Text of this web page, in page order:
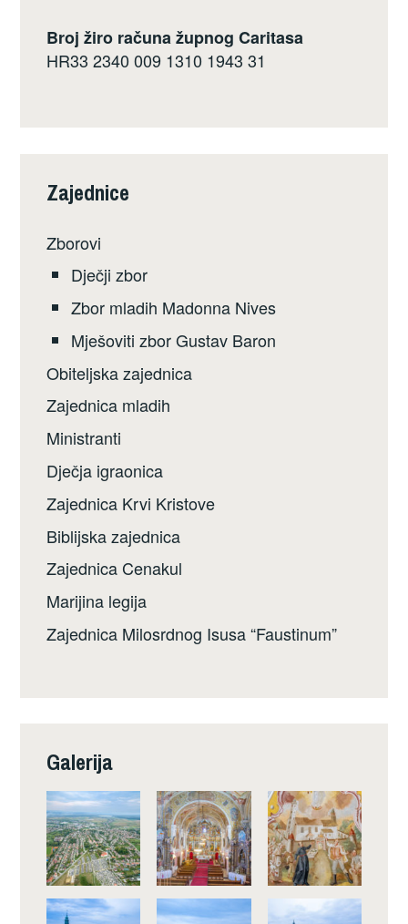
Broj žiro računa župnog Caritasa
HR33 2340 009 1310 1943 31
Zajednice
Zborovi
Dječji zbor
Zbor mladih Madonna Nives
Mješoviti zbor Gustav Baron
Obiteljska zajednica
Zajednica mladih
Ministranti
Dječja igraonica
Zajednica Krvi Kristove
Biblijska zajednica
Zajednica Cenakul
Marijina legija
Zajednica Milosrdnog Isusa “Faustinum”
Galerija